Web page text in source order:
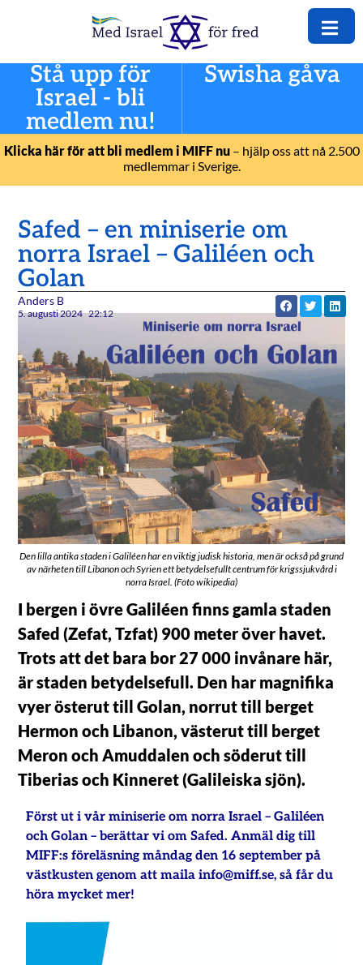
Stå upp för
Israel - bli
medlem nu!
Swisha gåva
Klicka här för att bli medlem i MIFF nu– hjälp oss att nå 2.500
medlemmar i Sverige.
Safed – en miniserie om
norra Israel – Galiléen och
Golan
Anders B
5. augusti 2024 22:12
Den lilla antika staden i Galiléen har en viktig judisk historia, men är också på grund
av närheten till Libanon och Syrien ett betydelsefullt centrum för krigssjukvård i
norra Israel. (Foto wikipedia)
I bergen i övre Galiléen finns gamla staden
Safed (Zefat, Tzfat) 900 meter över havet.
Trots att det bara bor 27 000 invånare här,
är staden betydelsefull. Den har magnifika
vyer österut till Golan, norrut till berget
Hermon och Libanon, västerut till berget
Meron och Amuddalen och söderut till
Tiberias och Kinneret (Galileiska sjön).
Först ut i vår miniserie om norra Israel – Galiléen
och Golan – berättar vi om Safed. Anmäl dig till
MIFF:s föreläsning måndag den 16 september på
västkusten genom att maila info@miff.se, så får du
höra mycket mer!